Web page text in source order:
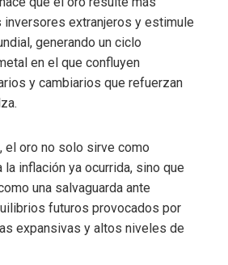
extranjeros y estimule
generando un ciclo
en el que confluyen
y cambiarios que refuerzan
el oro no solo sirve como
inflación ya ocurrida, sino que
una salvaguarda ante
futuros provocados por
expansivas y altos niveles de